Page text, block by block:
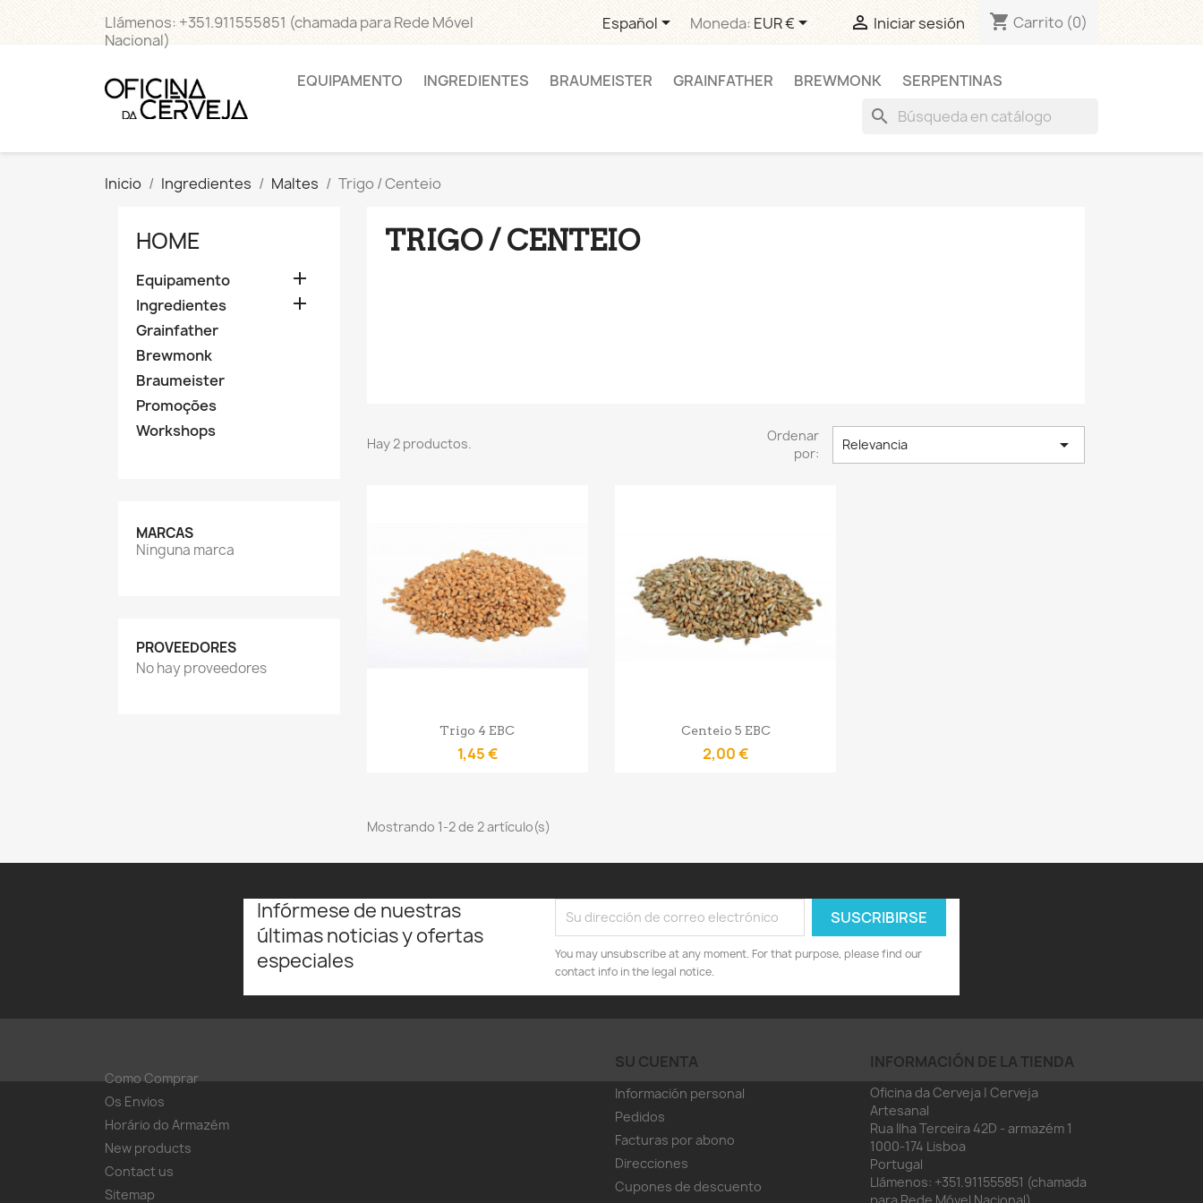
Llámenos: +351.911555851 (chamada para Rede Móvel
Nacional)
Español Moneda: EUR €  Iniciar sesión shopping_cart Carrito (0)
EQUIPAMENTO INGREDIENTES BRAUMEISTER GRAINFATHER BREWMONK SERPENTINAS
search
Inicio Ingredientes Maltes Trigo / Centeio
HOME
Equipamento 
Ingredientes 
Grainfather
Brewmonk
Braumeister
Promoções
Workshops
MARCAS
Ninguna marca
PROVEEDORES
No hay proveedores
TRIGO / CENTEIO
Hay 2 productos.
Ordenar
por:
Relevancia 
Vista rápida
Trigo 4 EBC
1,45 €
Vista rápida
Centeio 5 EBC
2,00 €
Mostrando 1-2 de 2 artículo(s)
Infórmese de nuestras
últimas noticias y ofertas
especiales
You may unsubscribe at any moment. For that purpose, please find our
contact info in the legal notice.
Como Comprar
Os Envios
Horário do Armazém
New products
Contact us
Sitemap
SU CUENTA
Información personal
Pedidos
Facturas por abono
Direcciones
Cupones de descuento
INFORMACIÓN DE LA TIENDA
Oficina da Cerveja | Cerveja
Artesanal
Rua Ilha Terceira 42D - armazém 1
1000-174 Lisboa
Portugal
Llámenos: +351.911555851 (chamada